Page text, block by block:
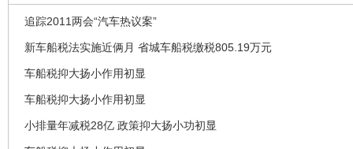
追踪2011两会“汽车热议案”
新车船税法实施近俩月 省城车船税缴税805.19万元
车船税抑大扬小作用初显
车船税抑大扬小作用初显
小排量年减税28亿 政策抑大扬小功初显